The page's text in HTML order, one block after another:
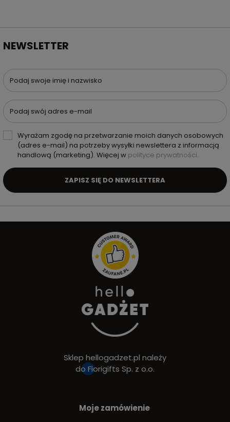
NEWSLETTER
Podaj swoje imię i nazwisko
Podaj swój adres e-mail
Wyrażam zgodę na przetwarzanie moich danych osobowych
(adres e-mail) na potrzeby wysyłki newslettera z informacją
handlową (marketing). Więcej w polityce prywatności.
ZAPISZ SIĘ DO NEWSLETTERA
Sklep hellogadzet.pl należy
do Fiorigifts Sp. z o.o.
Moje zamówienie